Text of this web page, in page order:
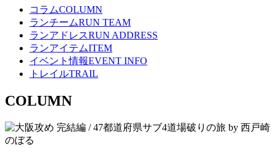
コラムCOLUMN
ランチームRUN TEAM
ランアドレスRUN ADDRESS
ランアイテムITEM
イベント情報EVENT INFO
トレイルTRAIL
COLUMN